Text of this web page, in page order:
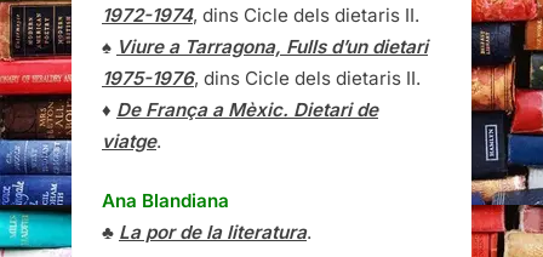
1972-1974, dins Cicle dels dietaris II.
♠ Viure a Tarragona, Fulls d’un dietari
1975-1976, dins Cicle dels dietaris II.
♦ De França a Mèxic. Dietari de
viatge.
Ana Blandiana
♣ La por de la literatura.